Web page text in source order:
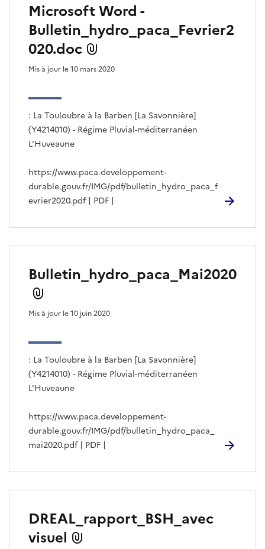
Microsoft Word -
Bulletin_hydro_paca_Fevrier2
020.doc
: La Touloubre à la Barben [La Savonnière]
(Y4214010) - Régime Pluvial-méditerranéen
L'Huveaune
Mis à jour le 10 mars 2020
https://www.paca.developpement-
durable.gouv.fr/IMG/pdf/bulletin_hydro_paca_f
evrier2020.pdf | PDF |
Bulletin_hydro_paca_Mai2020
: La Touloubre à la Barben [La Savonnière]
(Y4214010) - Régime Pluvial-méditerranéen
L'Huveaune
Mis à jour le 10 juin 2020
https://www.paca.developpement-
durable.gouv.fr/IMG/pdf/bulletin_hydro_paca_
mai2020.pdf | PDF |
DREAL_rapport_BSH_avec
visuel